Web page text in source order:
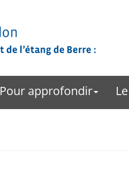
Pour approfondir